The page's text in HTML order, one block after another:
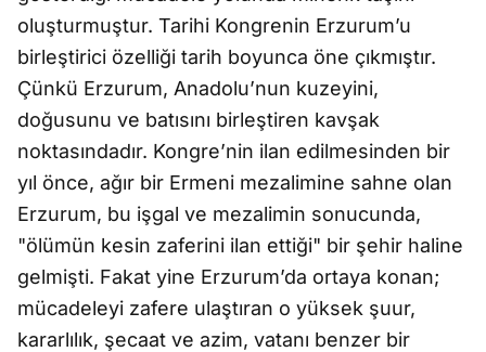
oluşturmuştur. Tarihi Kongrenin Erzurum’u
birleştirici özelliği tarih boyunca öne çıkmıştır.
Çünkü Erzurum, Anadolu’nun kuzeyini,
doğusunu ve batısını birleştiren kavşak
noktasındadır. Kongre’nin ilan edilmesinden bir
yıl önce, ağır bir Ermeni mezalimine sahne olan
Erzurum, bu işgal ve mezalimin sonucunda,
"ölümün kesin zaferini ilan ettiği" bir şehir haline
gelmişti. Fakat yine Erzurum’da ortaya konan;
mücadeleyi zafere ulaştıran o yüksek şuur,
kararlılık, şecaat ve azim, vatanı benzer bir